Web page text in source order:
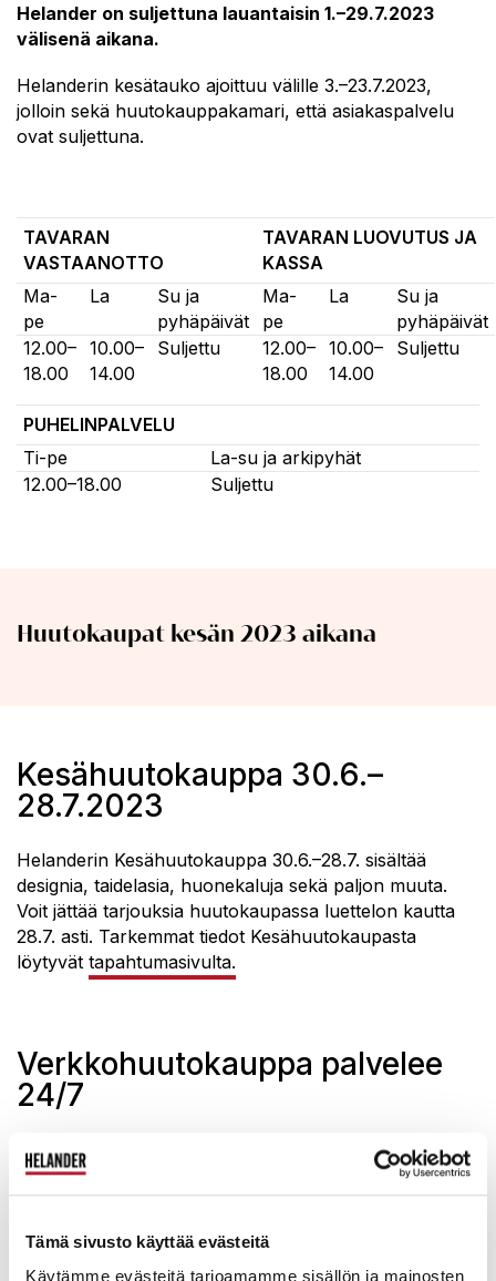
Tämä sivusto käyttää evästeitä
Käytämme evästeitä tarjoamamme sisällön ja mainosten
Helander on suljettuna lauantaisin 1.–29.7.2023
välisenä aikana.
Helanderin kesätauko ajoittuu välille 3.–23.7.2023,
jolloin sekä huutokauppakamari, että asiakaspalvelu
ovat suljettuna.
TAVARAN
VASTAANOTTO
TAVARAN LUOVUTUS JA
KASSA
Ma-
pe
La
Su ja
pyhäpäivät
Ma-
pe
La
Su ja
pyhäpäivät
12.00–
18.00
10.00–
14.00
Suljettu
12.00–
18.00
10.00–
14.00
Suljettu
PUHELINPALVELU
Ti-pe
La-su ja arkipyhät
12.00–18.00
Suljettu
Huutokaupat kesän 2023 aikana
Kesähuutokauppa 30.6.–
28.7.2023
Helanderin Kesähuutokauppa 30.6.–28.7. sisältää
designia, taidelasia, huonekaluja sekä paljon muuta.
Voit jättää tarjouksia huutokaupassa luettelon kautta
28.7. asti. Tarkemmat tiedot Kesähuutokaupasta
löytyvät tapahtumasivulta.
Verkkohuutokauppa palvelee
24/7
Helanderin 24/7 jatkuva verkkohuutokauppa on
avoinna koko kesän ajan ja voit jättää tarjouksia
normaalisti. Huomioithan, että verkkohuutokaupassa ei
kesätauon aikana, vaan huutokaupat päättyvät
Helanderin avattua jälleen ovensa 24.7. alkaen.